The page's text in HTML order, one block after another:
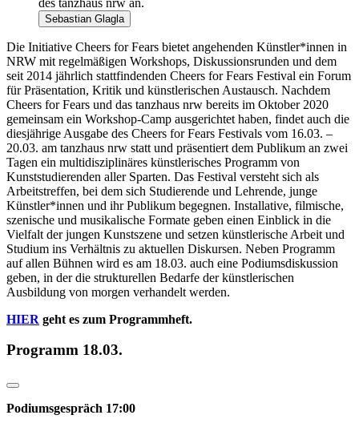
Sebastian Glagla
Die Initiative Cheers for Fears bietet angehenden Künstler*innen in
NRW mit regelmäßigen Workshops, Diskussionsrunden und dem
seit 2014 jährlich stattfindenden Cheers for Fears Festival ein Forum
für Präsentation, Kritik und künstlerischen Austausch. Nachdem
Cheers for Fears und das tanzhaus nrw bereits im Oktober 2020
gemeinsam ein Workshop-Camp ausgerichtet haben, findet auch die
diesjährige Ausgabe des Cheers for Fears Festivals vom 16.03. –
20.03. am tanzhaus nrw statt und präsentiert dem Publikum an zwei
Tagen ein multidisziplinäres künstlerisches Programm von
Kunststudierenden aller Sparten. Das Festival versteht sich als
Arbeitstreffen, bei dem sich Studierende und Lehrende, junge
Künstler*innen und ihr Publikum begegnen. Installative, filmische,
szenische und musikalische Formate geben einen Einblick in die
Vielfalt der jungen Kunstszene und setzen künstlerische Arbeit und
Studium ins Verhältnis zu aktuellen Diskursen. Neben Programm
auf allen Bühnen wird es am 18.03. auch eine Podiumsdiskussion
geben, in der die strukturellen Bedarfe der künstlerischen
Ausbildung von morgen verhandelt werden.
HIER geht es zum Programmheft.
Programm 18.03.
Podiumsgespräch 17:00